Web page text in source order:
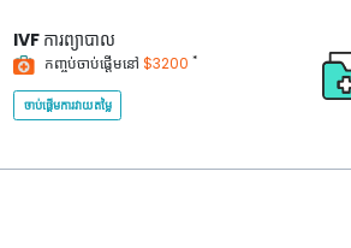
IVF ការព្យាបាល
កញ្ចប់ចាប់ផ្តើមនៅ $3200 *
ចាប់ផ្តើមការវាយតម្លៃ